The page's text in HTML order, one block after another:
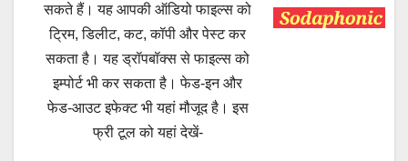
सकते हैं। यह आपकी ऑडियो फाइल्स को
ट्रिम, डिलीट, कट, कॉपी और पेस्ट कर
सकता है। यह ड्रॉपबॉक्स से फाइल्स को
इम्पोर्ट भी कर सकता है। फेड-इन और
फेड-आउट इफेक्ट भी यहां मौजूद है। इस
फ्री टूल को यहां देखें-